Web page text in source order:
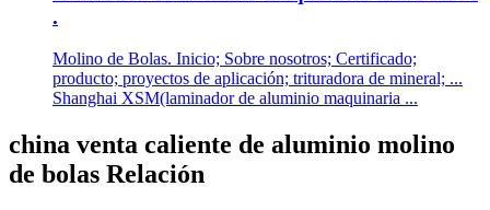
.
Molino de Bolas. Inicio; Sobre nosotros; Certificado;
producto; proyectos de aplicación; trituradora de mineral; ...
Shanghai XSM(laminador de aluminio maquinaria ...
china venta caliente de aluminio molino
de bolas Relación